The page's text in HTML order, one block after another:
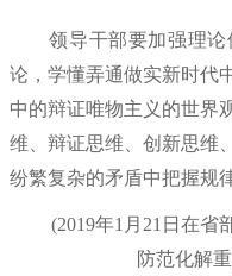
领导干部要加强理论
论，学懂弄通做实新时代
中的辩证唯物主义的世界
维、辩证思维、创新思维
纷繁复杂的矛盾中把握规
(2019年1月21日在省
防范化解